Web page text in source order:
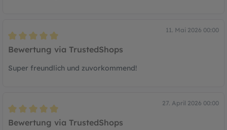
11. Mai 2026 00:00
Bewertung mit 5 von 5 Sternen
Bewertung via TrustedShops
Super freundlich und zuvorkommend!
27. April 2026 00:00
Bewertung mit 5 von 5 Sternen
Bewertung via TrustedShops